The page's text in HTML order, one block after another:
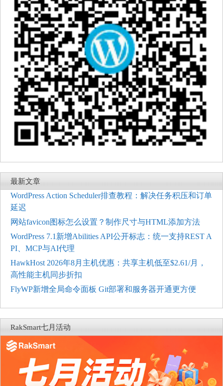
最新文章
WordPress Action Scheduler排查教程：解决任务积压和订单
延迟
网站favicon图标怎么设置？制作尺寸与HTML添加方法
WordPress 7.1新增Abilities API公开标志：统一支持REST A
PI、MCP与AI代理
HawkHost 2026年8月主机优惠：共享主机低至$2.61/月，
高性能主机同步折扣
FlyWP新增全局命令面板 Git部署和服务器开通更方便
RakSmart七月活动